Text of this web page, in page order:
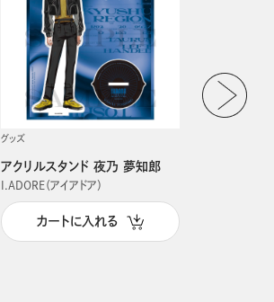
グッズ
アクリルスタンド 夜乃 夢知郎
I.ADORE（アイアドア）
カートに入れる